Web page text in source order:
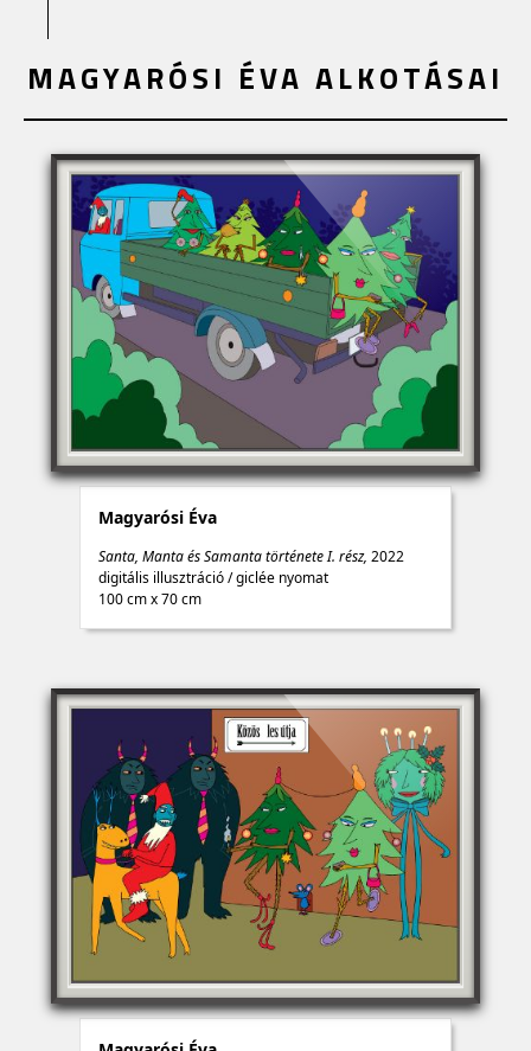
MAGYARÓSI ÉVA ALKOTÁSAI
Magyarósi Éva
Santa, Manta és Samanta története I. rész,2022
digitális illusztráció/giclée nyomat
100 cm x 70 cm